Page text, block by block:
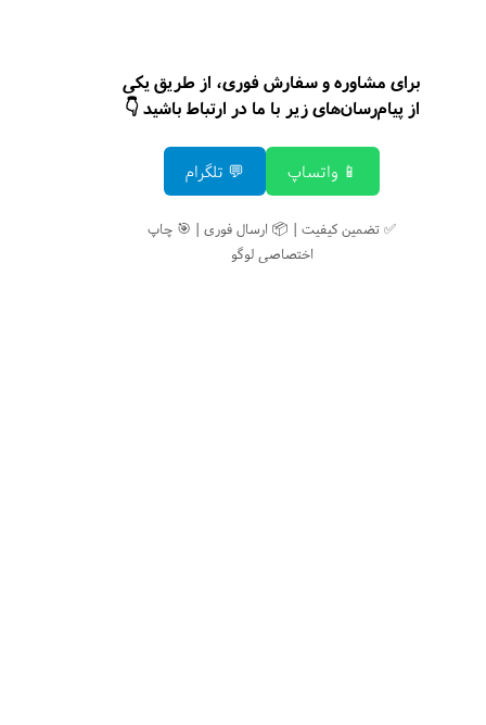
برای مشاوره و سفارش فوری، از طریق یکی
از پیام‌رسان‌های زیر با ما در ارتباط باشید 👇
📱 واتساپ 💬 تلگرام
✅ تضمین کیفیت | 📦 ارسال فوری | 🎯 چاپ
اختصاصی لوگو